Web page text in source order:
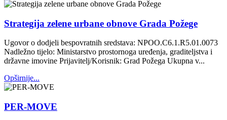
Strategija zelene urbane obnove Grada Požege
Ugovor o dodjeli bespovratnih sredstava: NPOO.C6.1.R5.01.0073
Nadležno tijelo: Ministarstvo prostornoga uređenja, graditeljstva i
državne imovine Prijavitelj/Korisnik: Grad Požega Ukupna v...
Opširnije...
PER-MOVE